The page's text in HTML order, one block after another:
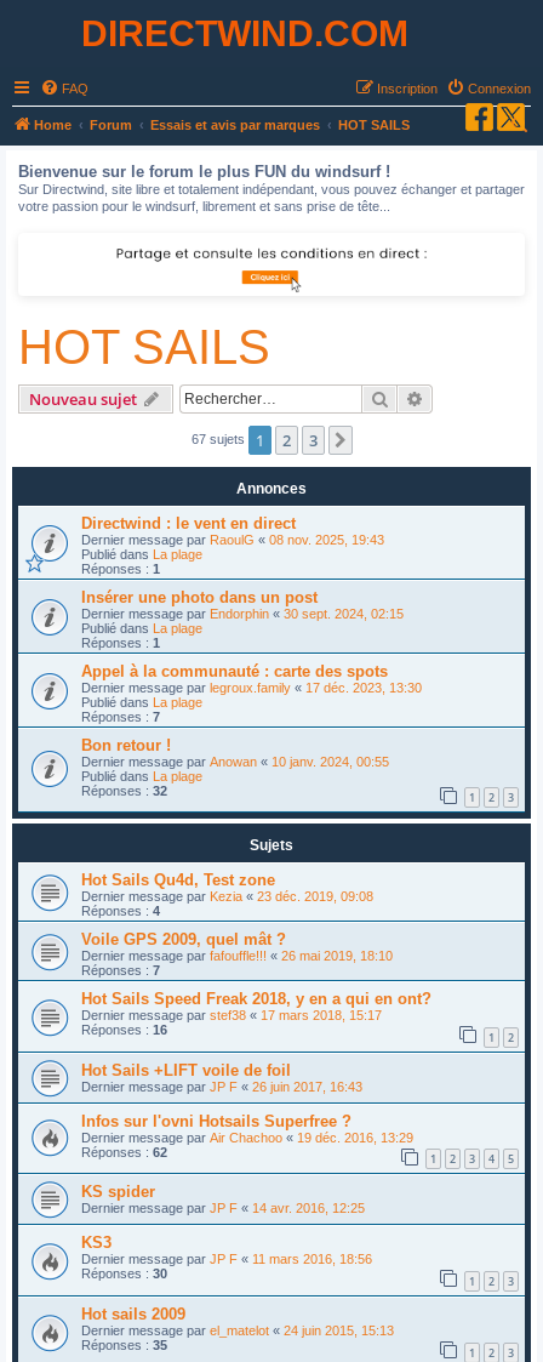
DIRECTWIND.COM
FAQ Connexion
Inscription
Home Forum Essais et avis par marques HOT SAILS
Bienvenue sur le forum le plus FUN du windsurf !
Sur Directwind, site libre et totalement indépendant, vous pouvez échanger et partager
votre passion pour le windsurf, librement et sans prise de tête...
HOT SAILS
Nouveau sujet Rechercher
67 sujets 1 2 3
Annonces
Directwind : le vent en direct
Dernier message par RaoulG « 08 nov. 2025, 19:43
Publié dans La plage
Réponses : 1
Insérer une photo dans un post
Dernier message par Endorphin « 30 sept. 2024, 02:15
Publié dans La plage
Réponses : 1
Appel à la communauté : carte des spots
Dernier message par legroux.family « 17 déc. 2023, 13:30
Publié dans La plage
Réponses : 7
Bon retour !
Dernier message par Anowan « 10 janv. 2024, 00:55
Publié dans La plage
Réponses : 32 1 2 3
Sujets
Hot Sails Qu4d, Test zone
Dernier message par Kezia « 23 déc. 2019, 09:08
Réponses : 4
Voile GPS 2009, quel mât ?
Dernier message par fafouffle!!! « 26 mai 2019, 18:10
Réponses : 7
Hot Sails Speed Freak 2018, y en a qui en ont?
Dernier message par stef38 « 17 mars 2018, 15:17
Réponses : 16 1 2
Hot Sails +LIFT voile de foil
Dernier message par JP F « 26 juin 2017, 16:43
Infos sur l'ovni Hotsails Superfree ?
Dernier message par Air Chachoo « 19 déc. 2016, 13:29
Réponses : 62 1 2 3 4 5
KS spider
Dernier message par JP F « 14 avr. 2016, 12:25
KS3
Dernier message par JP F « 11 mars 2016, 18:56
Réponses : 30 1 2 3
Hot sails 2009
Dernier message par el_matelot « 24 juin 2015, 15:13
Réponses : 35 1 2 3